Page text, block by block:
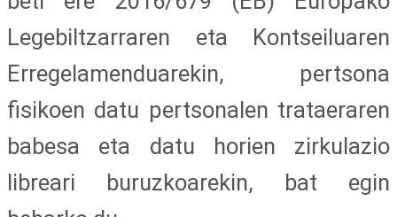
Legebiltzarraren eta Kontseiluaren
Erregelamenduarekin, pertsona
fisikoen datu pertsonalen trataeraren
babesa eta datu horien zirkulazio
libreari buruzkoarekin, bat egin